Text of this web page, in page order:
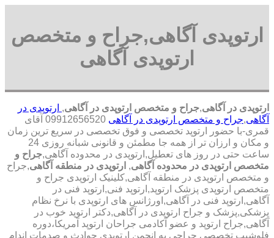
ارتوپدی آگاهی,جراح و متخصص
ارتوپدی آگاهی
ارتوپدی در آگاهی,جراح و متخصص ارتوپدی در آگاهی, ارتوپدی در
آگاهی,جراح و متخصص ارتوپدی در آگاهی
09912656520 آقای
قمری-با حضور ارتوپد تخصصی و فوق تخصصی در سریع ترین زمان
و مکان و ارزان تر از همه جا مطمئن و قانونی شبانه روزی 24
ساعت حتی در روز های تعطیل,ارتوپدی در محدوده آگاهی,جراح و
متخصص ارتوپدی در محدوده آگاهی, ارتوپدی در منطقه آگاهی,جراح
و متخصص ارتوپدی در منطقه آگاهی,کلینیک ارتوپدی جراح و
متخصص ارتوپدی پزشک ارتوپد,ارتوپد فنی,ارتوپد فنی در
آگاهی,ارتوپد فنی در آگاهی,اورژانس های ارتوپدی با نرخ نظام
پزشکی,پزشک و جراح ارتوپدی در آگاهی,دکتر ارتوپد خوب در
آگاهی,جراح ارتوپد و عضو آکادمی جراحان ارتوپد آمریکا،دوره
فلوشیپ تخصصی جراحی به انجمن ارتوپدی حوادث و صدمات اندام